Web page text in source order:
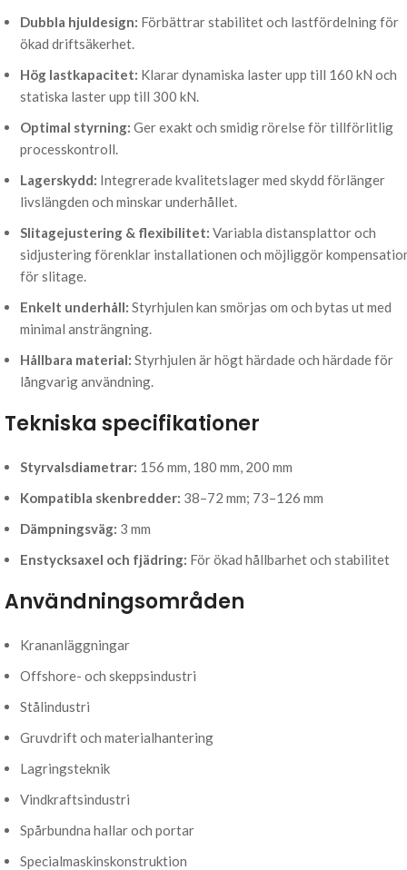
Dubbla hjuldesign: Förbättrar stabilitet och lastfördelning för
ökad driftsäkerhet.
Hög lastkapacitet: Klarar dynamiska laster upp till 160 kN och
statiska laster upp till 300 kN.
Optimal styrning: Ger exakt och smidig rörelse för tillförlitlig
processkontroll.
Lagerskydd: Integrerade kvalitetslager med skydd förlänger
livslängden och minskar underhållet.
Slitagejustering & flexibilitet: Variabla distansplattor och
sidjustering förenklar installationen och möjliggör
för slitage.
Enkelt underhåll: Styrhjulen kan smörjas om och bytas ut med
minimal ansträngning.
Hållbara material: Styrhjulen är högt härdade och härdade för
långvarig användning.
Tekniska specifikationer
Styrvalsdiametrar: 156 mm, 180 mm, 200 mm
Kompatibla skenbredder: 38–72 mm; 73–126 mm
Dämpningsväg: 3 mm
Enstycksaxel och fjädring: För ökad hållbarhet och stabilitet
Användningsområden
Krananläggningar
Offshore- och skeppsindustri
Stålindustri
Gruvdrift och materialhantering
Lagringsteknik
Vindkraftsindustri
Spårbundna hallar och portar
Specialmaskinskonstruktion